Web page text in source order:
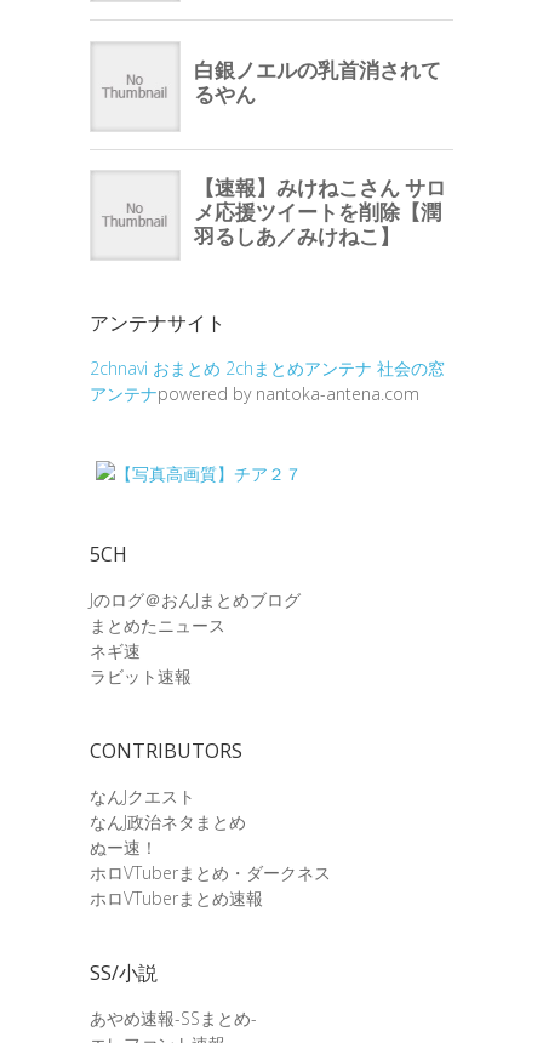
アンテナサイト
2chnavi おまとめ 2chまとめアンテナ 社会の窓
アンテナpowered by nantoka-antena.com
5CH
Jのログ＠おんJまとめブログ
まとめたニュース
ネギ速
ラビット速報
CONTRIBUTORS
なんJクエスト
なんJ政治ネタまとめ
ぬー速！
ホロVTuberまとめ・ダークネス
ホロVTuberまとめ速報
SS/小説
あやめ速報-SSまとめ-